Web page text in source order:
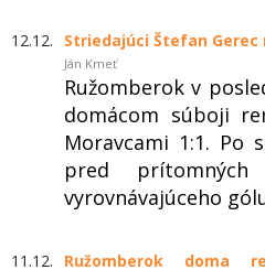
12.12. Striedajúci Štefan
Ján Kmeť
Ružomberok v
domácom súboji
Moravcami 1:1.
pred
vyrovnávajúceho
11.12.
Ružomberok doma